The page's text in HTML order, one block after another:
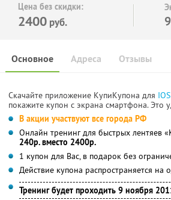
Цена без скидки:
2400 руб.
Основное Отзывы
Адреса
Скачайте приложение КупиКупона для IOS
покажите купон с экрана смартфона. Это
В акции участвуют все города РФ
Онлайн тренинг для быстрых лентяев
240р. вместо 2400р.
1 купон для Вас, в подарок без
Действие купона распространяется на
Тренинг будет проходить 9 ноября